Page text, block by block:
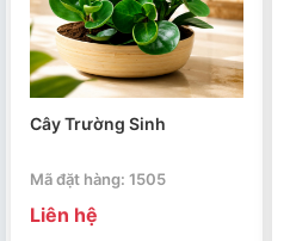
Cây Trường Sinh
Mã đặt hàng: 1505
Liên hệ